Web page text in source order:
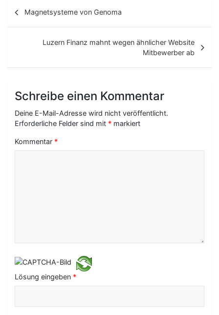
r
g
N
o
n
Magnetsysteme von Genoma
Luzern Finanz mahnt wegen ähnlicher Website
Mitbewerber ab
Schreibe einen Kommentar
Deine E-Mail-Adresse wird nicht veröffentlicht.
Erforderliche Felder sind mit * markiert
Kommentar *
Lösung eingeben *